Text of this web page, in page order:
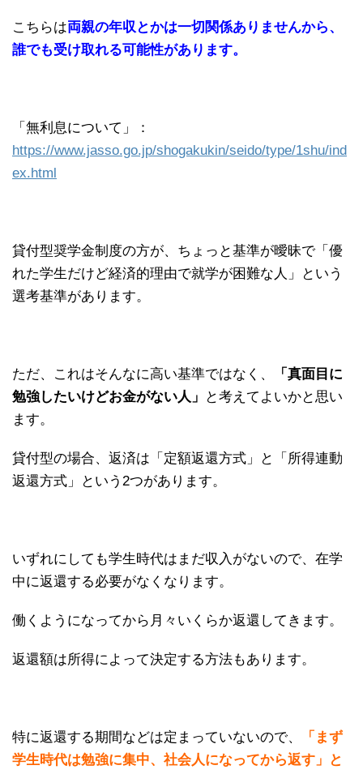
こちらは両親の年収とかは一切関係ありませんから、
誰でも受け取れる可能性があります。
「無利息について」：
https://www.jasso.go.jp/shogakukin/seido/type/1shu/ind
ex.html
貸付型奨学金制度の方が、ちょっと基準が曖昧で「優
れた学生だけど経済的理由で就学が困難な人」という
選考基準があります。
ただ、これはそんなに高い基準ではなく、
「真面目に
勉強したいけどお金がない人」
と考えてよいかと思い
ます。
貸付型の場合、返済は「定額返還方式」と「所得連動
返還方式」という2つがあります。
いずれにしても学生時代はまだ収入がないので、在学
中に返還する必要がなくなります。
働くようになってから月々いくらか返還してきます。
返還額は所得によって決定する方法もあります。
特に返還する期間などは定まっていないので、
「まず
学生時代は勉強に集中、社会人になってから返す」と